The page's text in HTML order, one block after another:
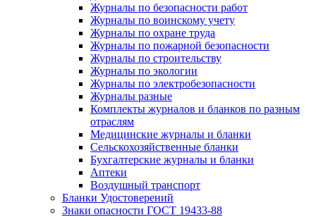
Журналы по безопасности работ
Журналы по воинскому учету
Журналы по охране труда
Журналы по пожарной безопасности
Журналы по строительству
Журналы по экологии
Журналы по электробезопасности
Журналы разные
Комплекты журналов и бланков по разным
отраслям
Медицинские журналы и бланки
Сельскохозяйственные бланки
Бухгалтерские журналы и бланки
Аптеки
Воздушный транспорт
Бланки Удостоверений
Знаки опасности ГОСТ 19433-88